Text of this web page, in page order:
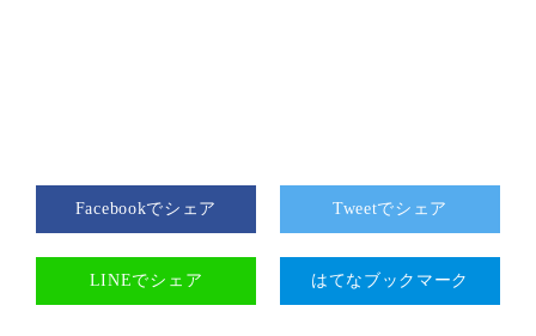
Facebookでシェア Tweetでシェア
LINEでシェア はてなブックマーク